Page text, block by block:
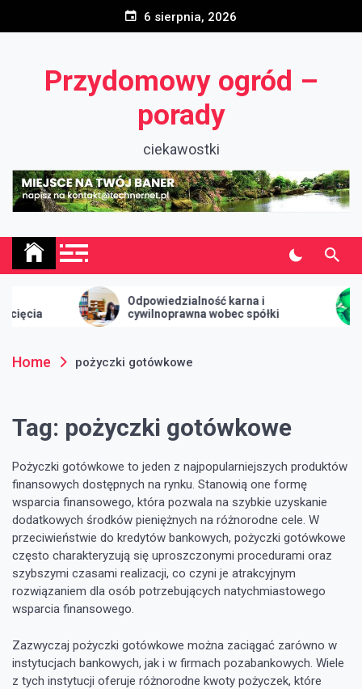
6 sierpnia, 2026
Przydomowy ogród –
porady
ciekawostki
Odpowiedzialność karna i
cywilnoprawna wobec spółki
Home pożyczki gotówkowe
Tag: pożyczki gotówkowe
Pożyczki gotówkowe to jeden z najpopularniejszych produktów
finansowych dostępnych na rynku. Stanowią one formę
wsparcia finansowego, która pozwala na szybkie uzyskanie
dodatkowych środków pieniężnych na różnorodne cele. W
przeciwieństwie do kredytów bankowych, pożyczki gotówkowe
często charakteryzują się uproszczonymi procedurami oraz
szybszymi czasami realizacji, co czyni je atrakcyjnym
rozwiązaniem dla osób potrzebujących natychmiastowego
wsparcia finansowego.
Zazwyczaj pożyczki gotówkowe można zaciągać zarówno w
instytucjach bankowych, jak i w firmach pozabankowych. Wiele
z tych instytucji oferuje różnorodne kwoty pożyczek, które